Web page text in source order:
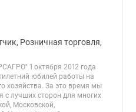
Розничная торговля,
1 октября 2012 года
юбилей работы на
хозяйства. За это время мы
с лучших сторон для многих
Московской,